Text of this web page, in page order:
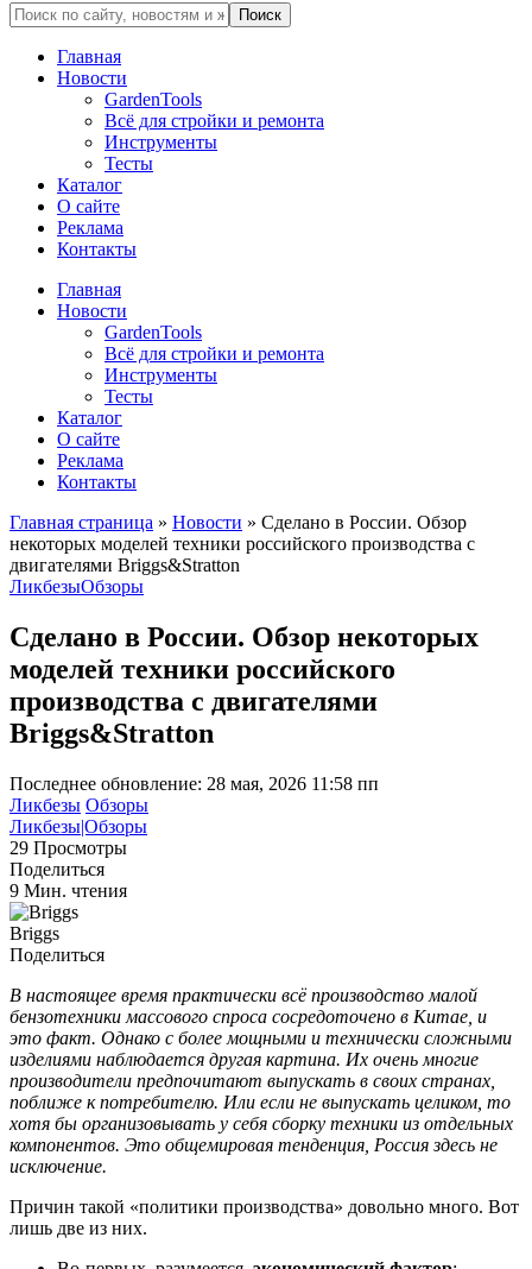
Главная
Новости
GardenTools
Всё для стройки и ремонта
Инструменты
Тесты
Каталог
О сайте
Реклама
Контакты
Главная
Новости
GardenTools
Всё для стройки и ремонта
Инструменты
Тесты
Каталог
О сайте
Реклама
Контакты
Главная страница » Новости » Сделано в России. Обзор
некоторых моделей техники российского производства с
двигателями Briggs&Stratton
ЛикбезыОбзоры
Сделано в России. Обзор некоторых
моделей техники российского
производства с двигателями
Briggs&Stratton
Последнее обновление: 28 мая, 2026 11:58 пп
Ликбезы Обзоры
Ликбезы|Обзоры
29 Просмотры
Поделиться
9 Мин. чтения
Briggs
Поделиться
В настоящее время практически всё производство малой
бензотехники массового спроса сосредоточено в Китае, и
это факт. Однако с более мощными и технически сложными
изделиями наблюдается другая картина. Их очень многие
производители предпочитают выпускать в своих странах,
поближе к потребителю. Или если не выпускать целиком, то
хотя бы организовывать у себя сборку техники из отдельных
компонентов. Это общемировая тенденция, Россия здесь не
исключение.
Причин такой «политики производства» довольно много. Вот
лишь две из них.